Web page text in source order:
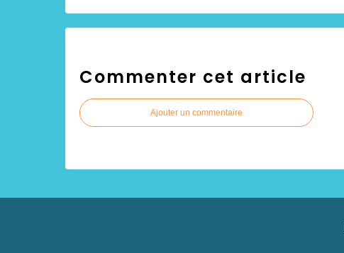
Commenter cet article
Ajouter un commentaire